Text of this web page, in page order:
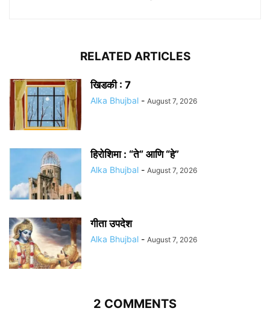
RELATED ARTICLES
खिडकी : 7
Alka Bhujbal - August 7, 2026
हिरोशिमा : “ते” आणि “हे”
Alka Bhujbal - August 7, 2026
गीता उपदेश
Alka Bhujbal - August 7, 2026
2 COMMENTS